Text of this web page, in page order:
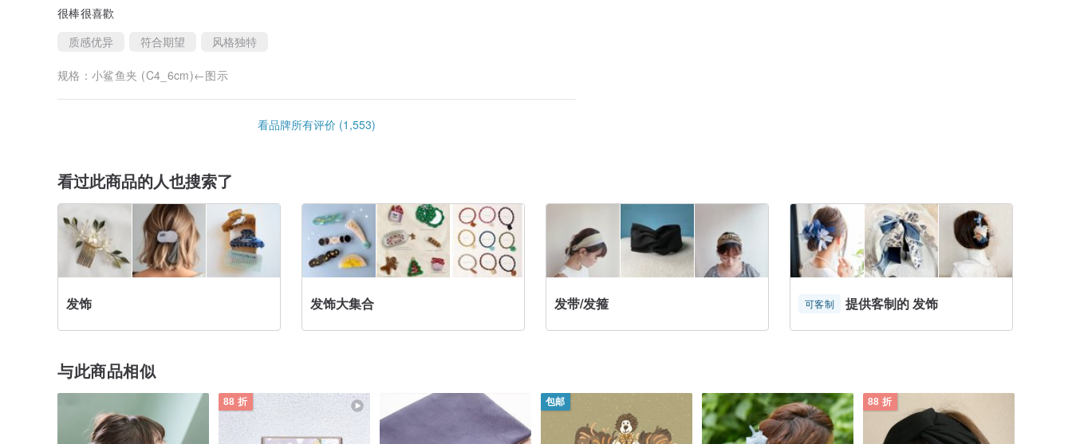
很棒很喜歡
质感优异
符合期望 风格独特
规格：小鲨鱼夹 (C4_6cm)←图示
看品牌所有评价 (1,553)
看过此商品的人也搜索了
发饰 发饰大集合 发带/发箍 可客制 提供客制的 发饰
与此商品相似
88 折 包邮 88 折